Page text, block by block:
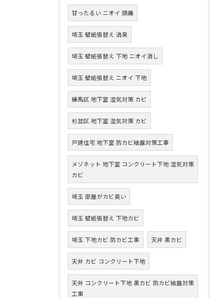
甘ったるい ニオイ 頭痛
埼玉 壁紙張替え 消臭
埼玉 壁紙張替え 下地 ニオイ消し
埼玉 壁紙張替え ニオイ 下地
練馬区 地下室 湿気対策 カビ
杉並区 地下室 湿気対策 カビ
戸建住宅 地下室 防カビ結露対策工事
メゾネット 地下室 コンクリート下地 湿気対策
カビ
埼玉 部屋がカビ臭い
埼玉 壁紙張替え 下地カビ
埼玉 下地カビ 防カビ工事 天井 黒カビ
天井 カビ コンクリート下地
天井 コンクリート下地 黒カビ 防カビ結露対策
工事